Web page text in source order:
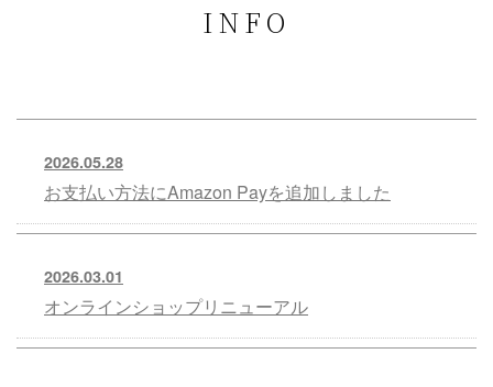
INFO
2026.05.28
お支払い方法にAmazon Payを追加しました
2026.03.01
オンラインショップリニューアル